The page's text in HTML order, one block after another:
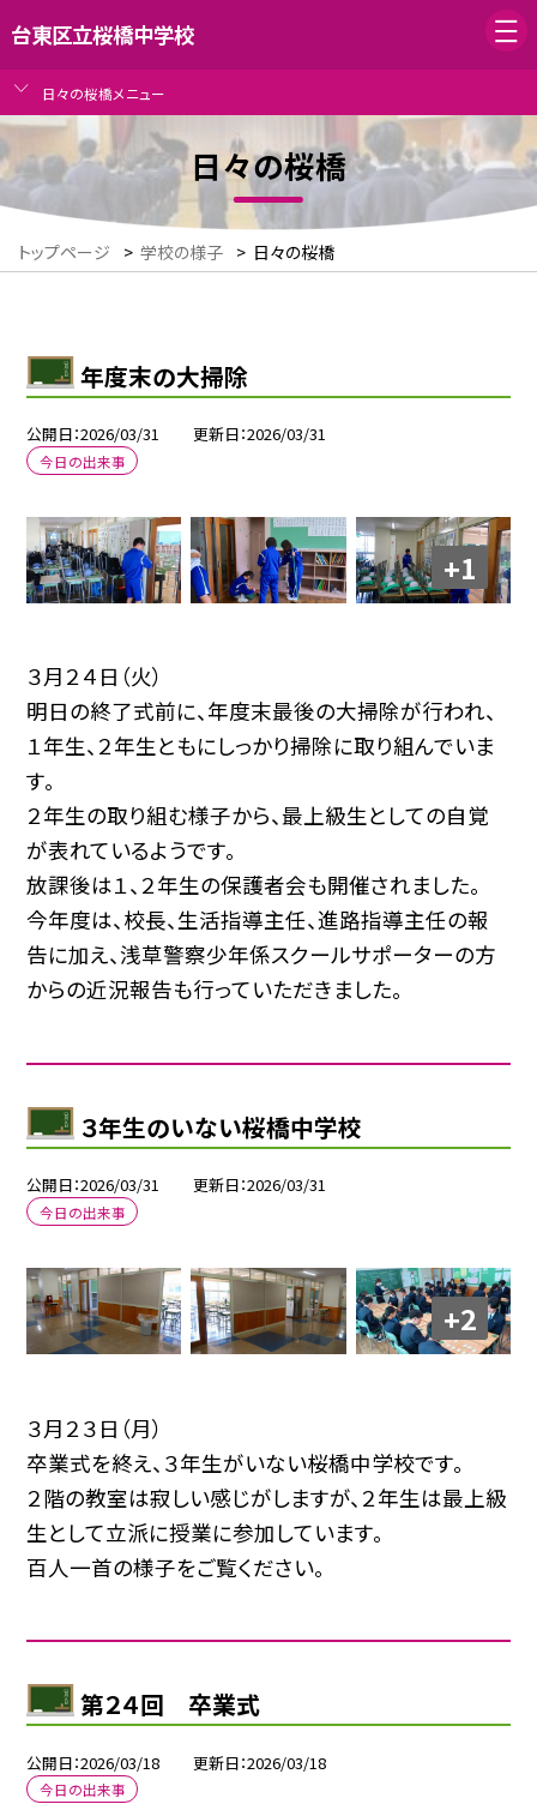
台東区立桜橋中学校
日々の桜橋メニュー
日々の桜橋
トップページ > 学校の様子 > 日々の桜橋
年度末の大掃除
公開日 2026/03/31 更新日 2026/03/31
今日の出来事
+1
３月２４日（火）
明日の終了式前に、年度末最後の大掃除が行われ、
１年生、２年生ともにしっかり掃除に取り組んでいま
す。
２年生の取り組む様子から、最上級生としての自覚
が表れているようです。
放課後は１、２年生の保護者会も開催されました。
今年度は、校長、生活指導主任、進路指導主任の報
告に加え、浅草警察少年係スクールサポーターの方
からの近況報告も行っていただきました。
３年生のいない桜橋中学校
公開日 2026/03/31 更新日 2026/03/31
今日の出来事
+2
３月２３日（月）
卒業式を終え、３年生がいない桜橋中学校です。
２階の教室は寂しい感じがしますが、２年生は最上級
生として立派に授業に参加しています。
百人一首の様子をご覧ください。
第２４回 卒業式
公開日 2026/03/18 更新日 2026/03/18
今日の出来事